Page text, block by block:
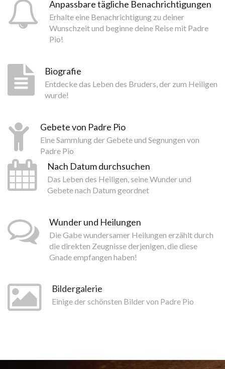
Anpassbare tägliche Benachrichtigungen
Erhalte eine Benachrichtigung zu deiner
Wunschzeit und beginne deine Reise mit Padre
Pio!
Biografie
Entdecke das Leben des Bruders, der zum Heiligen
wurde!
Gebete von Padre Pio
Eine Sammlung der Gebete und Segnungen von
Padre Pio
Nach Datum durchsuchen
Das Leben des Heiligen, seine Wunder und
Gebete nach Datum geordnet
Wunder und Heilungen
Die Gabe wundersamer Heilungen erzählt durch
die direkten Zeugnisse derjenigen, die diese
Gnade empfangen haben!
Bildergalerie
Einige der schönsten Bilder von Padre Pio